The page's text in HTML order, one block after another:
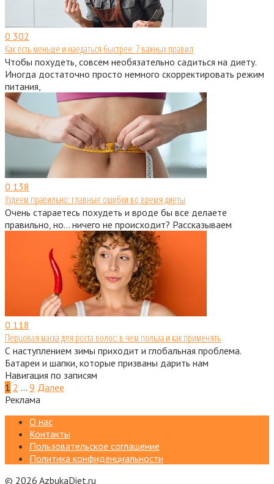
0 302
Как есть меньше и наедаться быстрее: 7 важных правил
Чтобы похудеть, совсем необязательно садиться на диету.
Иногда достаточно просто немного скорректировать режим
питания,
0 138
Худеем правильно: главные ошибки во время диеты
Очень стараетесь похудеть и вроде бы все делаете
правильно, но… ничего не происходит? Рассказываем
0 118
Перцовая маска для роста волос: в чем польза и как применять
С наступлением зимы приходит и глобальная проблема.
Батареи и шапки, которые призваны дарить нам
Навигация по записям
1 2 … 9 Далее
Реклама
О нас
Контакты
Пользовательское соглашение
Политика конфиденциальности
© 2026 AzbukaDiet.ru